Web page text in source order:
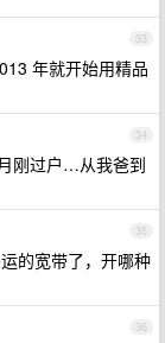
33
年就开始用精品
34
刚过户…从我爸到
35
的宽带了，开哪种
36